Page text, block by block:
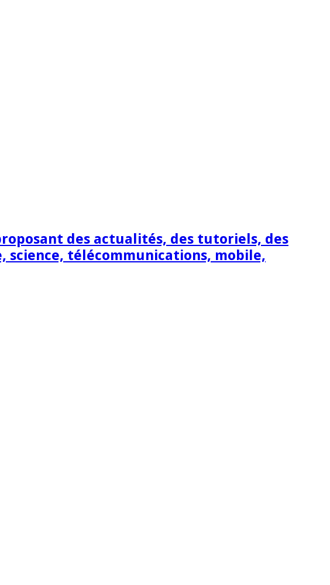
des actualités, des tutoriels, des
télécommunications, mobile,